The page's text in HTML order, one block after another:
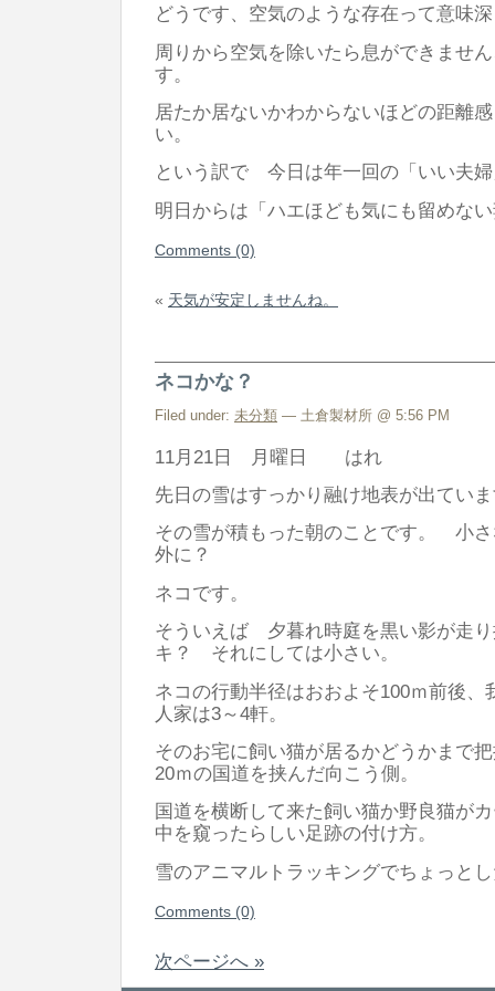
どうです、空気のような存在って意味
周りから空気を除いたら息ができませ
す。
居たか居ないかわからないほどの距離
い。
という訳で 今日は年一回の「いい夫
明日からは「ハエほども気にも留めな
Comments (0)
« 天気が安定しませんね。
ネコかな？
Filed under: 未分類 — 土倉製材所 @ 5:56 PM
11月21日 月曜日 はれ
先日の雪はすっかり融け地表が出てい
その雪が積もった朝のことです。 小
外に？
ネコです。
そういえば 夕暮れ時庭を黒い影が走
キ？ それにしては小さい。
ネコの行動半径はおおよそ100ｍ前後、
人家は3～4軒。
そのお宅に飼い猫が居るかどうかまで
20ｍの国道を挟んだ向こう側。
国道を横断して来た飼い猫か野良猫が
中を窺ったらしい足跡の付け方。
雪のアニマルトラッキングでちょっと
Comments (0)
次ページへ »